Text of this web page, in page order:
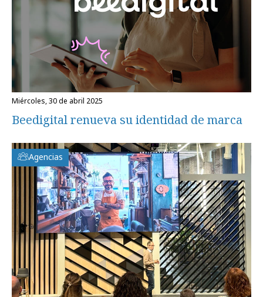
miércoles, 30 de abril 2025
Beedigital renueva su identidad de marca
Agencias